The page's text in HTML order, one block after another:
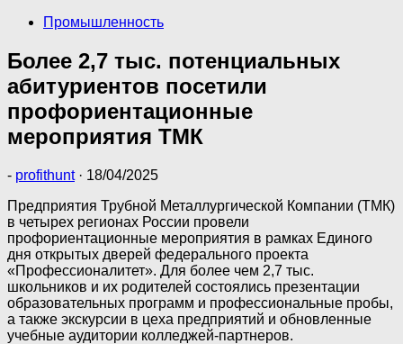
Промышленность
Более 2,7 тыс. потенциальных
абитуриентов посетили
профориентационные
мероприятия ТМК
- profithunt · 18/04/2025
Предприятия Трубной Металлургической Компании (ТМК)
в четырех регионах России провели
профориентационные мероприятия в рамках Единого
дня открытых дверей федерального проекта
«Профессионалитет». Для более чем 2,7 тыс.
школьников и их родителей состоялись презентации
образовательных программ и профессиональные пробы,
а также экскурсии в цеха предприятий и обновленные
учебные аудитории колледжей-партнеров.